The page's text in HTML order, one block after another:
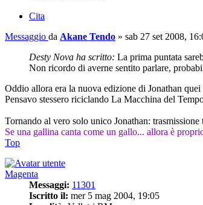
Cita
Messaggio da Akane Tendo » sab 27 set 2008,
Desty Nova ha scritto: La prima puntata
Non ricordo di averne sentito parlare,
Oddio allora era la nuova edizione di Jonathan
Pensavo stessero riciclando La Macchina del
Tornando al vero solo unico Jonathan:
Se una gallina canta come un gallo... allora è
Top
Magenta
Messaggi: 11301
Iscritto il: mer 5 mag 2004, 19:05